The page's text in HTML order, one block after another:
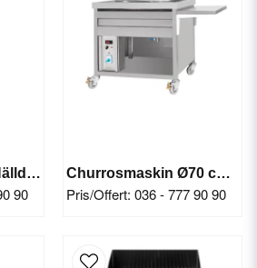
Grönsaksskärare Hällde RG-7
90
Churrosmaskin Ø70 cm, 3 kg - Manuell
Pris/Offert: 036 - 777 90 90